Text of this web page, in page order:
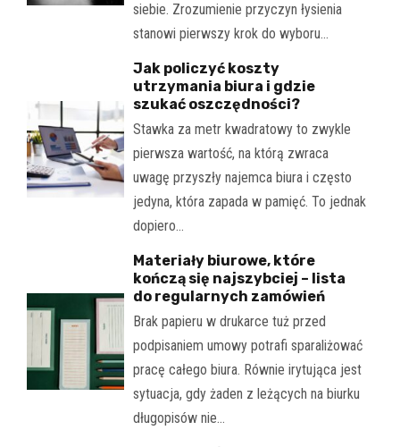
siebie. Zrozumienie przyczyn łysienia
stanowi pierwszy krok do wyboru…
Jak policzyć koszty
utrzymania biura i gdzie
szukać oszczędności?
Stawka za metr kwadratowy to zwykle
pierwsza wartość, na którą zwraca
uwagę przyszły najemca biura i często
jedyna, która zapada w pamięć. To jednak
dopiero…
Materiały biurowe, które
kończą się najszybciej – lista
do regularnych zamówień
Brak papieru w drukarce tuż przed
podpisaniem umowy potrafi sparaliżować
pracę całego biura. Równie irytująca jest
sytuacja, gdy żaden z leżących na biurku
długopisów nie…